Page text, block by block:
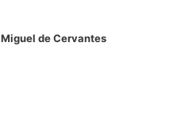
Miguel de Cervantes